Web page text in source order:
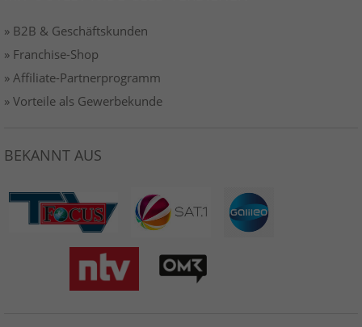
» B2B & Geschäftskunden
» Franchise-Shop
» Affiliate-Partnerprogramm
» Vorteile als Gewerbekunde
BEKANNT AUS